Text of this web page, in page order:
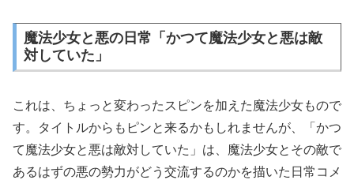
魔法少女と悪の日常「かつて魔法少女と悪は敵
対していた」
これは、ちょっと変わったスピンを加えた魔法少女もので
す。タイトルからもピンと来るかもしれませんが、「かつ
て魔法少女と悪は敵対していた」は、魔法少女とその敵で
あるはずの悪の勢力がどう交流するのかを描いた日常コメ